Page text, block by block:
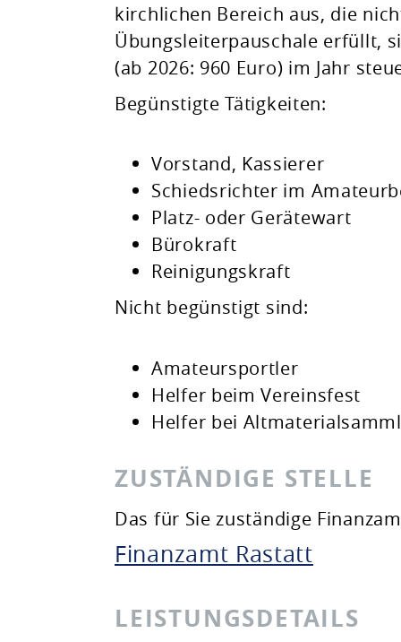
Natur & Umwelt
Freizeit & Leben
kirchlichen Bereich aus, die
Übungsleiterpauschale erfüllt,
(ab 2026: 960 Euro) im Jahr
Begünstigte Tätigkeiten:
Vorstand, Kassierer
Schiedsrichter im
Platz- oder Gerätewart
Bürokraft
Reinigungskraft
Nicht begünstigt sind:
Amateursportler
Helfer beim Vereinsfest
Helfer bei
ZUSTÄNDIGE STELLE
Das für Sie zuständige
Finanzamt Rastatt
LEISTUNGSDETAILS